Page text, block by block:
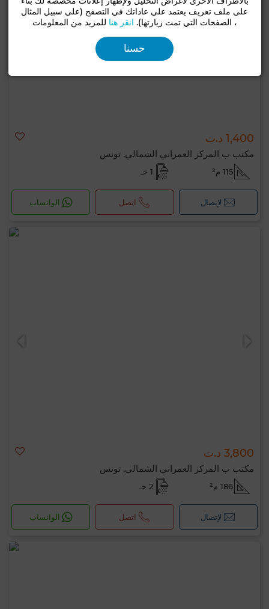
1,400 د.ت
مكتب ب المركز العمراني الشمالي, تونس
115 م² 1 حـ
لإتصال اتصل الواتساب
3,800 د.ت
مكتب ب المركز العمراني الشمالي, تونس
186 م² 2 حـ
لإتصال اتصل الواتساب
على ملف تعريف يعتمد على عاداتك في التصفح (على سبيل المثال
، الصفحات التي تمت زيارتها). انقر هنا للمزيد من المعلومات
حسنا